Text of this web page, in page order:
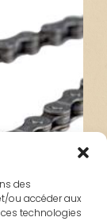
des
ou accéder aux
technologies